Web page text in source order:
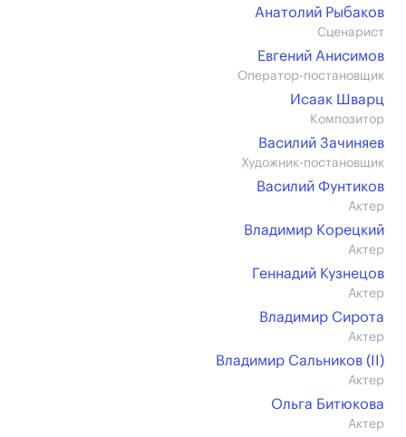
Анатолий Рыбаков
Сценарист
Евгений Анисимов
Оператор-постановщик
Исаак Шварц
Композитор
Василий Зачиняев
Художник-постановщик
Василий Фунтиков
Актер
Владимир Корецкий
Актер
Геннадий Кузнецов
Актер
Владимир Сирота
Актер
Владимир Сальников (II)
Актер
Ольга Битюкова
Актер